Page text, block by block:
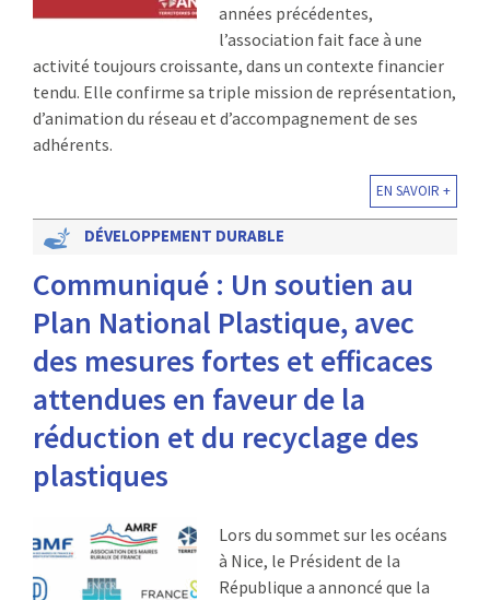
années précédentes,
l’association fait face à une
activité toujours croissante, dans un contexte financier
tendu. Elle confirme sa triple mission de représentation,
d’animation du réseau et d’accompagnement de ses
adhérents.
EN SAVOIR +
DÉVELOPPEMENT DURABLE
Communiqué : Un soutien au
Plan National Plastique, avec
des mesures fortes et efficaces
attendues en faveur de la
réduction et du recyclage des
plastiques
Lors du sommet sur les océans
à Nice, le Président de la
République a annoncé que la